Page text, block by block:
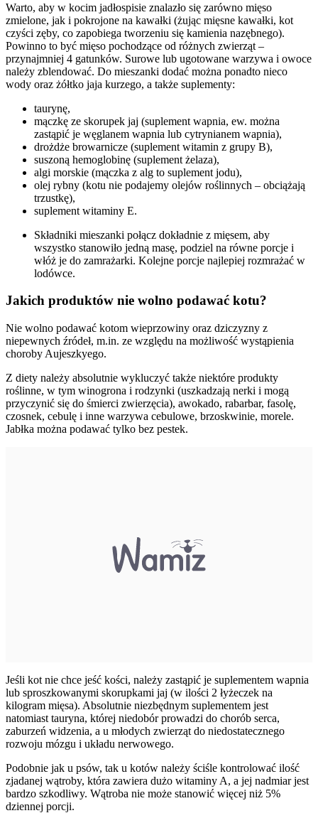
Warto, aby w kocim jadłospisie znalazło się zarówno mięso
zmielone, jak i pokrojone na kawałki (żując mięsne kawałki, kot
czyści zęby, co zapobiega tworzeniu się kamienia nazębnego).
Powinno to być mięso pochodzące od różnych zwierząt –
przynajmniej 4 gatunków. Surowe lub ugotowane warzywa i owoce
należy zblendować. Do mieszanki dodać można ponadto nieco
wody oraz żółtko jaja kurzego, a także suplementy:
taurynę,
mączkę ze skorupek jaj (suplement wapnia, ew. można
zastąpić je węglanem wapnia lub cytrynianem wapnia),
drożdże browarnicze (suplement witamin z grupy B),
suszoną hemoglobinę (suplement żelaza),
algi morskie (mączka z alg to suplement jodu),
olej rybny (kotu nie podajemy olejów roślinnych – obciążają
trzustkę),
suplement witaminy E.
Składniki mieszanki połącz dokładnie z mięsem, aby
wszystko stanowiło jedną masę, podziel na równe porcje i
włóż je do zamrażarki. Kolejne porcje najlepiej rozmrażać w
lodówce.
Jakich produktów nie wolno podawać kotu?
Nie wolno podawać kotom wieprzowiny oraz dziczyzny z
niepewnych źródeł, m.in. ze względu na możliwość wystąpienia
choroby Aujeszkyego.
Z diety należy absolutnie wykluczyć także niektóre produkty
roślinne, w tym winogrona i rodzynki (uszkadzają nerki i mogą
przyczynić się do śmierci zwierzęcia), awokado, rabarbar, fasolę,
czosnek, cebulę i inne warzywa cebulowe, brzoskwinie, morele.
Jabłka można podawać tylko bez pestek.
Jeśli kot nie chce jeść kości, należy zastąpić je suplementem wapnia
lub sproszkowanymi skorupkami jaj (w ilości 2 łyżeczek na
kilogram mięsa). Absolutnie niezbędnym suplementem jest
natomiast tauryna, której niedobór prowadzi do chorób serca,
zaburzeń widzenia, a u młodych zwierząt do niedostatecznego
rozwoju mózgu i układu nerwowego.
Podobnie jak u psów, tak u kotów należy ściśle kontrolować ilość
zjadanej wątroby, która zawiera dużo witaminy A, a jej nadmiar jest
bardzo szkodliwy. Wątroba nie może stanowić więcej niż 5%
dziennej porcji.